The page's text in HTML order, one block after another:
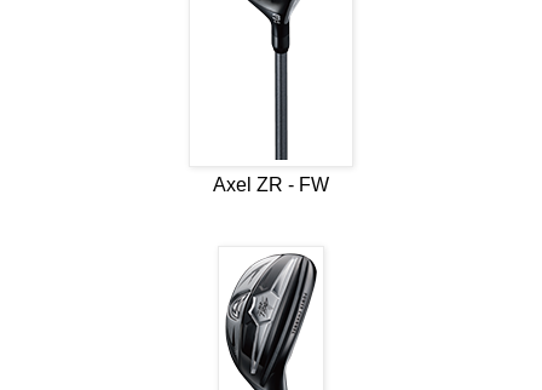
Axel ZR - FW